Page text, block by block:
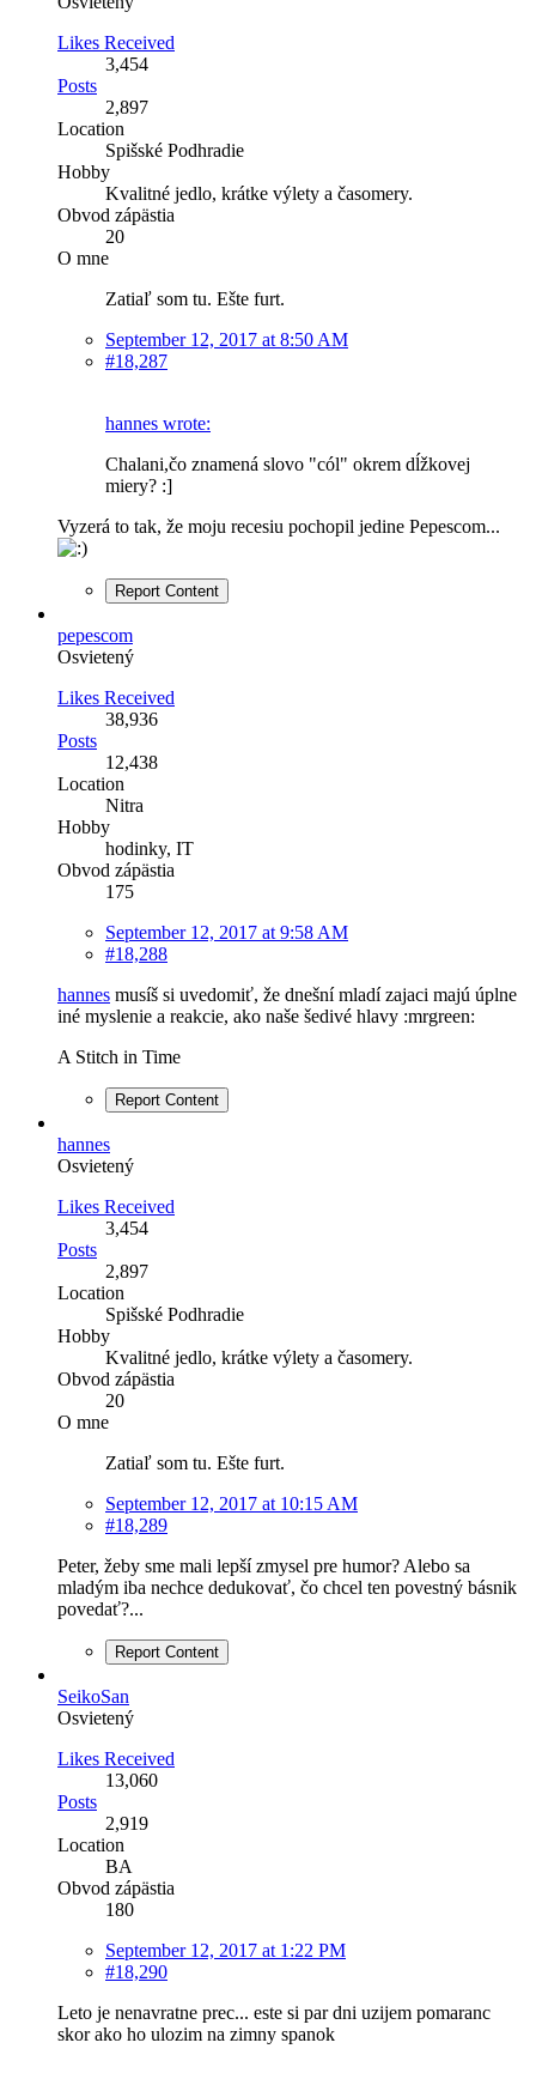
Likes Received
3,454
Posts
2,897
Location
Spišské Podhradie
Hobby
Kvalitné jedlo, krátke výlety a časomery.
Obvod zápästia
20
O mne
Zatiaľ som tu. Ešte furt.
September 12, 2017 at 8:50 AM
#18,287
hannes wrote:
Chalani,čo znamená slovo "cól" okrem dĺžkovej
miery? :]
Vyzerá to tak, že moju recesiu pochopil jedine Pepescom...
Report Content
pepescom
Osvietený
Likes Received
38,936
Posts
12,438
Location
Nitra
Hobby
hodinky, IT
Obvod zápästia
175
September 12, 2017 at 9:58 AM
#18,288
hannes musíš si uvedomiť, že dnešní mladí zajaci majú úplne
iné myslenie a reakcie, ako naše šedivé hlavy :mrgreen:
A Stitch in Time
Report Content
hannes
Osvietený
Likes Received
3,454
Posts
2,897
Location
Spišské Podhradie
Hobby
Kvalitné jedlo, krátke výlety a časomery.
Obvod zápästia
20
O mne
Zatiaľ som tu. Ešte furt.
September 12, 2017 at 10:15 AM
#18,289
Peter, žeby sme mali lepší zmysel pre humor? Alebo sa
mladým iba nechce dedukovať, čo chcel ten povestný básnik
povedať?...
Report Content
SeikoSan
Osvietený
Likes Received
13,060
Posts
2,919
Location
BA
Obvod zápästia
180
September 12, 2017 at 1:22 PM
#18,290
Leto je nenavratne prec... este si par dni uzijem pomaranc
skor ako ho ulozim na zimny spanok